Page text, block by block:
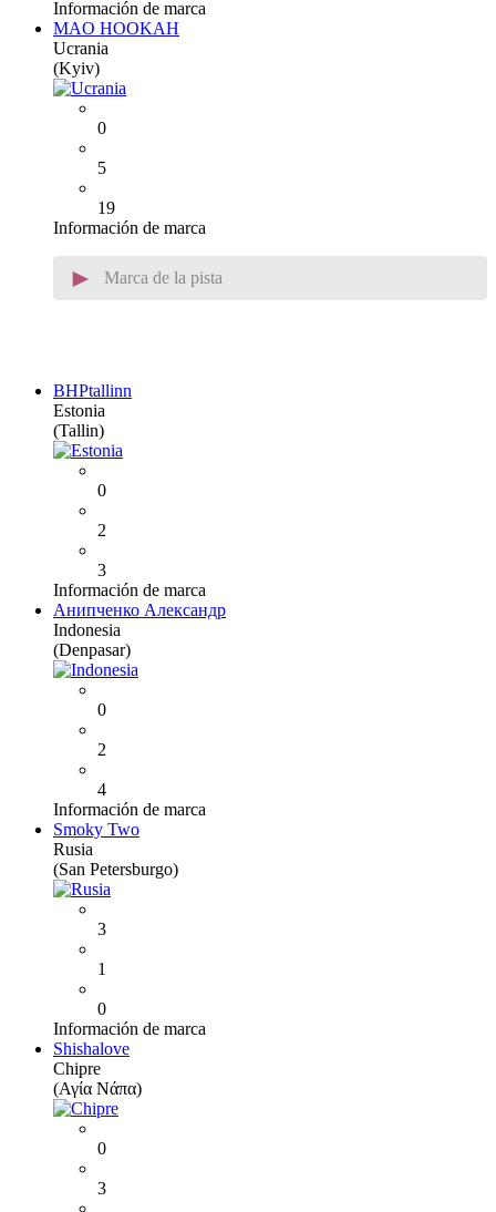
Información de marca
MAO HOOKAH
Ucrania
(Kyiv)
0
5
19
Información de marca
► Marca de la pista
BHPtallinn
Estonia
(Tallin)
0
2
3
Información de marca
Анипченко Александр
Indonesia
(Denpasar)
0
2
4
Información de marca
Smoky Two
Rusia
(San Petersburgo)
3
1
0
Información de marca
Shishalove
Chipre
(Αγία Νάπα)
0
3